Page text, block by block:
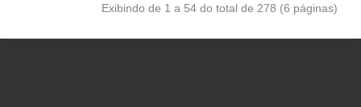
Exibindo de 1 a 54 do total de 278 (6 páginas)